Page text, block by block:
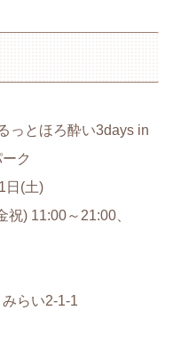
っとほろ酔い3days in
ク
日(土)
) 11:00～21:00、
らい2-1-1